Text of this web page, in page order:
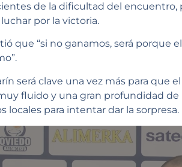
de la dificultad del encuentro,
por la victoria.
que “si no ganamos, será porque
será clave una vez más para que
fluido y una gran profundidad de
locales para intentar dar la sorpresa.